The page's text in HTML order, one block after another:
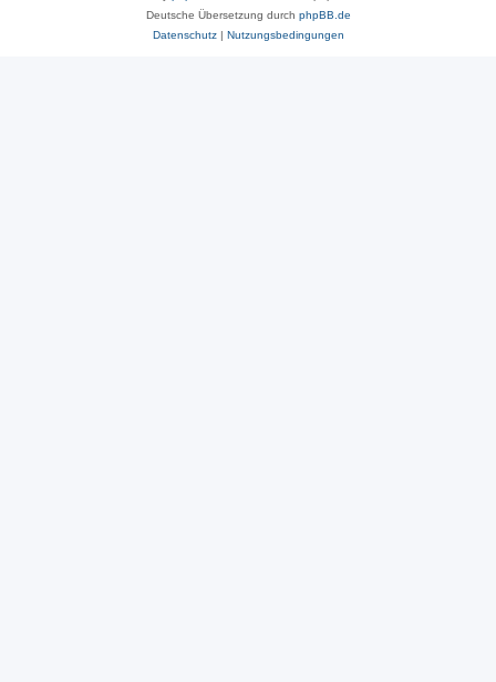
Deutsche Übersetzung durch phpBB.de
Datenschutz| Nutzungsbedingungen